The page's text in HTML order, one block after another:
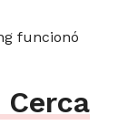
funcionó